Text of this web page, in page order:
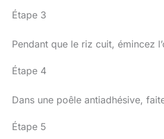
Étape 3
Pendant que le riz cuit, émincez
Étape 4
Dans une poêle antiadhésive,
Étape 5